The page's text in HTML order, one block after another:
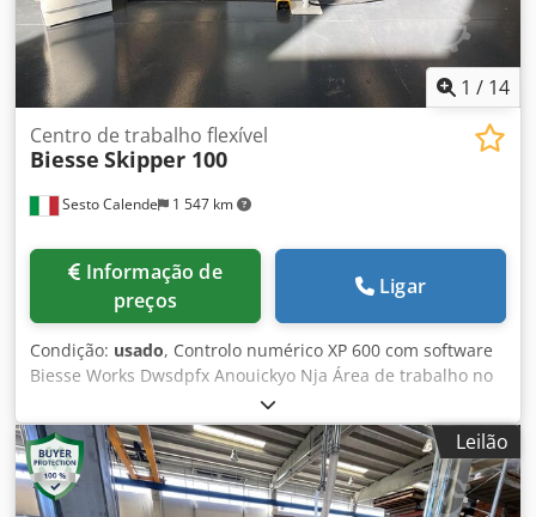
1 / 14
Sesto Calende 1 547 km
Centro de trabalho flexível
Biesse Skipper 100
preços
Ligar
Condição: usado, Controlo numérico XP 600 com software
Biesse Works Dwsdpfx Anouickyo Nja Área de trabalho no
eixo X 3000 mm Área de trabalho no eixo Y 1000 mm Área
de trabalho no eixo Z 60 mm Sistema de carregamento
automático com transferência por correia motorizada
Pinça n.º 2 para o bloqueio e o transporte do painel N.º 1+1
electromandril vertical 3 eixos (inferior + superior) N.º 1+1
Leilão